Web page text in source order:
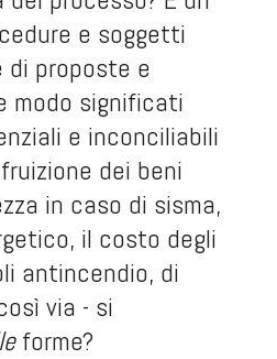
e soggetti
di proposte e
modo significati
e inconciliabili
dei beni
in caso di sisma,
il costo degli
antincendio, di
via - si
forme?